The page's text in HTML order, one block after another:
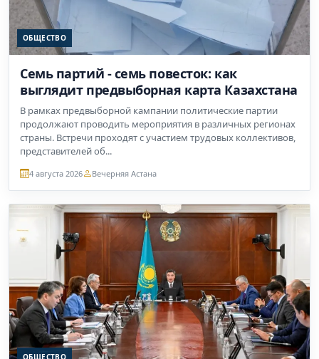
ОБЩЕСТВО
Семь партий - семь повесток: как
выглядит предвыборная карта Казахстана
В рамках предвыборной кампании политические партии
продолжают проводить мероприятия в различных регионах
страны. Встречи проходят с участием трудовых коллективов,
представителей об...
4 августа 2026 Вечерняя Астана
ОБЩЕСТВО